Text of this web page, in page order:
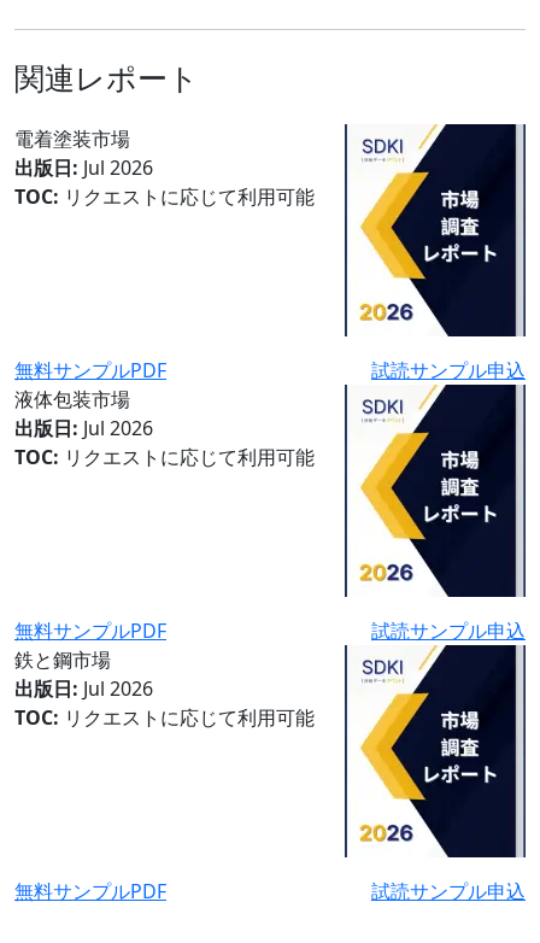
関連レポート
電着塗装市場
出版日: Jul 2026
TOC: リクエストに応じて利用可能
無料サンプルPDF
試読サンプル申込
液体包装市場
出版日: Jul 2026
TOC: リクエストに応じて利用可能
無料サンプルPDF
試読サンプル申込
鉄と鋼市場
出版日: Jul 2026
TOC: リクエストに応じて利用可能
無料サンプルPDF 試読サンプル申込